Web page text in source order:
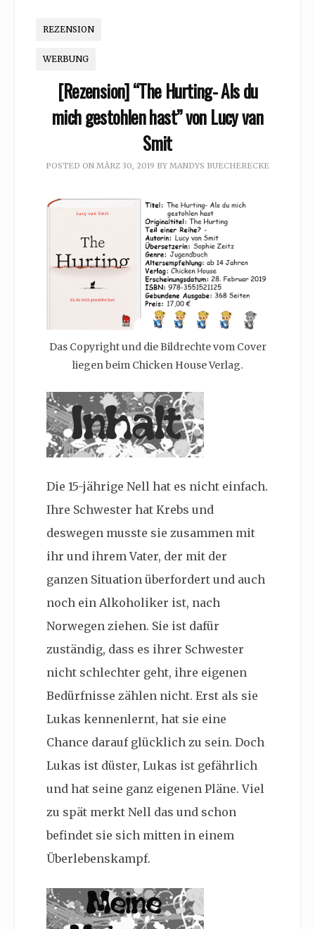
REZENSION
WERBUNG
[Rezension] “The Hurting- Als du
mich gestohlen hast” von Lucy van
Smit
POSTED ON MÄRZ 30, 2019 BY MANDYS BUECHERECKE
Das Copyright und die Bildrechte vom Cover
liegen beim Chicken House Verlag.
Die 15-jährige Nell hat es nicht einfach.
Ihre Schwester hat Krebs und
deswegen musste sie zusammen mit
ihr und ihrem Vater, der mit der
ganzen Situation überfordert und auch
noch ein Alkoholiker ist, nach
Norwegen ziehen. Sie ist dafür
zuständig, dass es ihrer Schwester
nicht schlechter geht, ihre eigenen
Bedürfnisse zählen nicht. Erst als sie
Lukas kennenlernt, hat sie eine
Chance darauf glücklich zu sein. Doch
Lukas ist düster, Lukas ist gefährlich
und hat seine ganz eigenen Pläne. Viel
zu spät merkt Nell das und schon
befindet sie sich mitten in einem
Überlebenskampf.